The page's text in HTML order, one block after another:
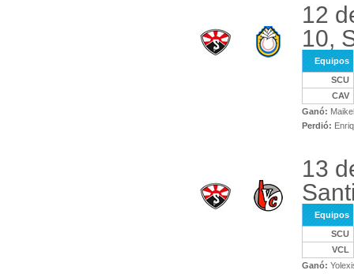
12
10,
Equipos
SCU
CAV
Ganó:
Perdió:
13
Equipos
SCU
VCL
Ganó: